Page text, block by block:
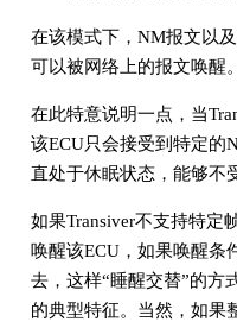
在该模式下，NM报文以
可以被网络上的报文唤醒。
在此特意说明一点，当
该ECU只会接受到特定的
直处于休眠状态，能够不
如果Transiver不支持特定
唤醒该ECU，如果唤醒条
去，这样“睡醒交替”的方
的典型特征。当然，如果